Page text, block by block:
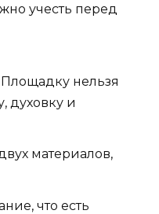
учесть перед
нельзя
духовку и
материалов,
что есть